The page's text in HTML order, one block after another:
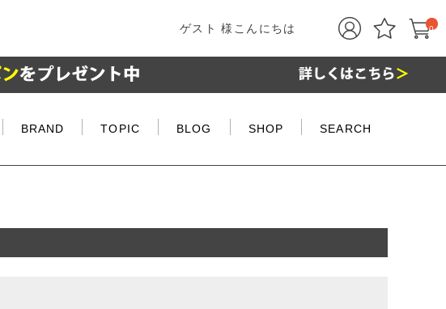
ゲスト 様こんにちは 0
BRAND TOPIC BLOG SHOP SEARCH